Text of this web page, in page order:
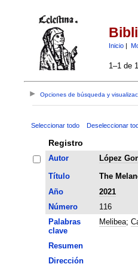
Inicio|
1–1 de
Opciones de búsqueda y
Seleccionar todo Deseleccionar
Registro
Autor
López
Título
The
Año
2021
Número
116
Palabras
clave
Melibea;
Resumen
Dirección